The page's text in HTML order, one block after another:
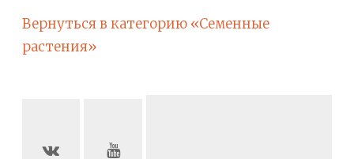
Вернуться в категорию «Семенные
растения»